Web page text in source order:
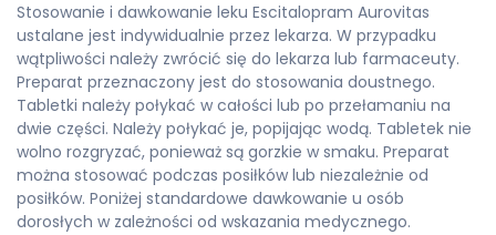
Stosowanie i dawkowanie leku Escitalopram Aurovitas
ustalane jest indywidualnie przez lekarza. W przypadku
wątpliwości należy zwrócić się do lekarza lub farmaceuty.
Preparat przeznaczony jest do stosowania doustnego.
Tabletki należy połykać w całości lub po przełamaniu na
dwie części. Należy połykać je, popijając wodą. Tabletek nie
wolno rozgryzać, ponieważ są gorzkie w smaku. Preparat
można stosować podczas posiłków lub niezależnie od
posiłków. Poniżej standardowe dawkowanie u osób
dorosłych w zależności od wskazania medycznego.